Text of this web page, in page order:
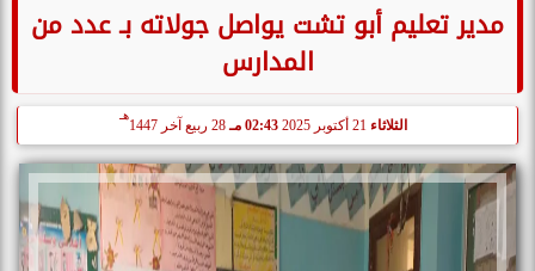
مدير تعليم أبو تشت يواصل جولاته بـ عدد من
المدارس
الثلاثاء 02:43 مـ 28 ربيع آخر 1447
هـ